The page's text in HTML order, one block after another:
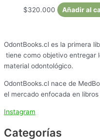
$320.000 Añadir al
OdontBooks.cl es la primera
tiene como objetivo entregar
material odontológico.
OdontBooks.cl nace de
el mercado enfocada en
Instagram
Categorías